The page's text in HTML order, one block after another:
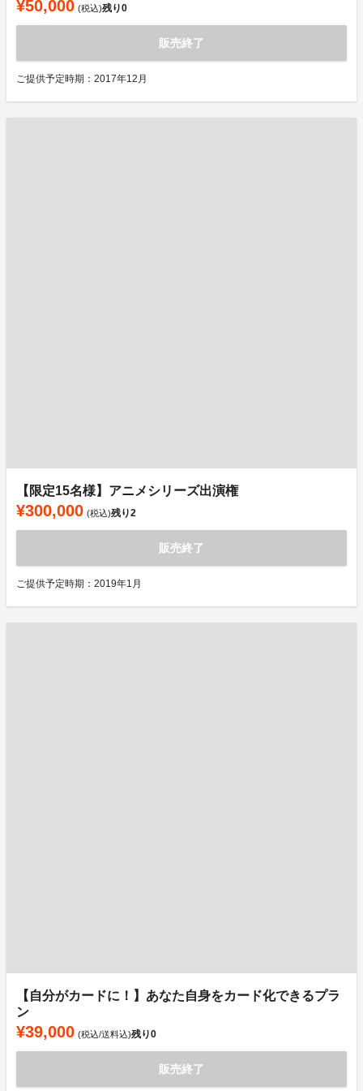
¥50,000 (税込)残り0
販売終了
ご提供予定時期：2017年12月
【限定15名様】アニメシリーズ出演権
¥300,000 (税込)残り2
販売終了
ご提供予定時期：2019年1月
【自分がカードに！】あなた自身をカード化できるプラ
ン
¥39,000 (税込/送料込)残り0
販売終了